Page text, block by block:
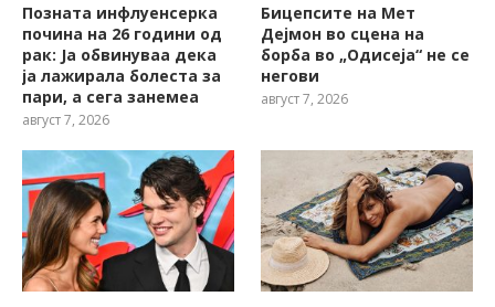
Позната инфлуенсерка
почина на 26 години од
рак: Ја обвинуваа дека
ја лажирала болеста за
пари, а сега занемеа
август 7, 2026
Бицепсите на Мет
Дејмон во сцена на
борба во „Одисеја“ не се
негови
август 7, 2026